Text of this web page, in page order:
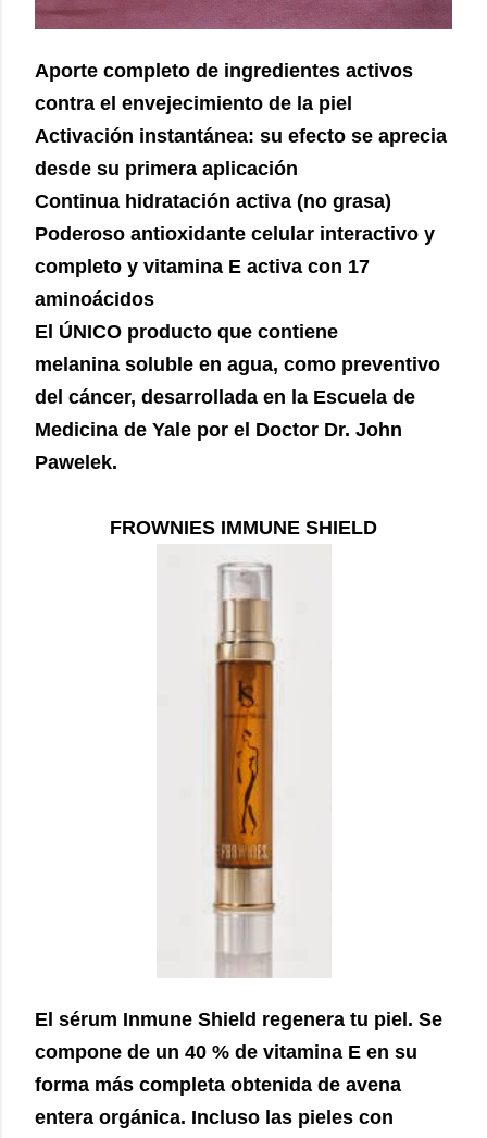
Aporte completo de ingredientes activos
contra el envejecimiento de la piel
Activación instantánea: su efecto se aprecia
desde su primera aplicación
Continua hidratación activa (no grasa)
Poderoso antioxidante celular interactivo y
completo y vitamina E activa con 17
aminoácidos
El ÚNICO producto que contiene
melanina soluble en agua, como preventivo
del cáncer, desarrollada en la Escuela de
Medicina de Yale por el Doctor Dr. John
Pawelek.
FROWNIES IMMUNE SHIELD
El sérum Inmune Shield regenera tu piel. Se
compone de un 40 % de vitamina E en su
forma más completa obtenida de avena
entera orgánica. Incluso las pieles con